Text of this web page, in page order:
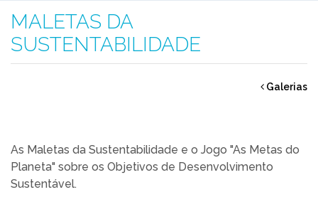
MALETAS DA
SUSTENTABILIDADE
Galerias
As Maletas da Sustentabilidade e o Jogo "As Metas do
Planeta" sobre os Objetivos de Desenvolvimento
Sustentável.